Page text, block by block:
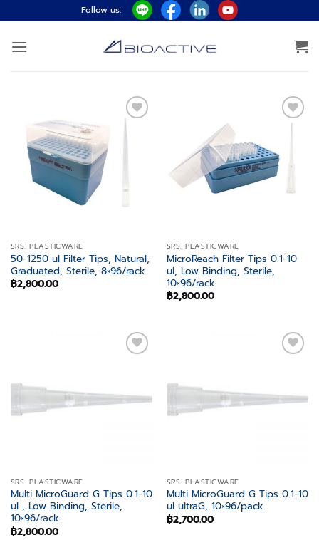
ไป
ยัง
Follow us:
SRS. PLASTICWARE
50-1250 ul Filter Tips, Natural,
Graduated, Sterile, 8×96/rack
฿2,800.00
SRS. PLASTICWARE
MicroReach Filter Tips 0.1-10
ul, Low Binding, Sterile,
10×96/rack
฿2,800.00
SRS. PLASTICWARE
Multi MicroGuard G Tips 0.1-10
ul , Low Binding, Sterile,
10×96/rack
฿2,800.00
SRS. PLASTICWARE
Multi MicroGuard G Tips 0.1-10
ul ultraG, 10×96/pack
฿2,700.00